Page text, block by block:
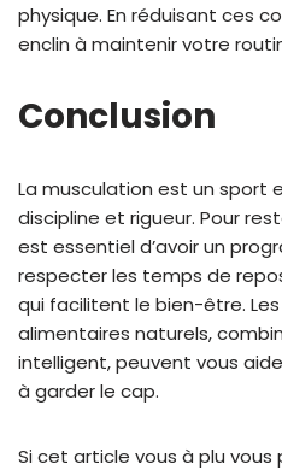
physique. En réduisant ces
enclin à maintenir votre
Conclusion
La musculation est un sport
discipline et rigueur. Pour
est essentiel d’avoir un
respecter les temps de
qui facilitent le bien-être.
alimentaires naturels,
intelligent, peuvent vous
à garder le cap.
Si cet article vous à plu